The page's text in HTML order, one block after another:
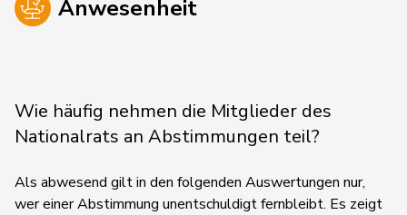
Anwesenheit
Wie häufig nehmen die Mitglieder des
Nationalrats an Abstimmungen teil?
Als abwesend gilt in den folgenden Auswertungen nur,
wer einer Abstimmung unentschuldigt fernbleibt. Es zeigt